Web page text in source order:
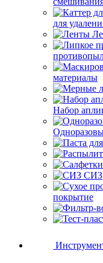
для
материалы
Набор
СИЗ
покрытие